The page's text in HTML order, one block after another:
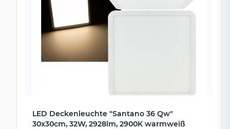
LED Deckenleuchte "Santano 36 Qw"
30x30cm, 32W, 2928lm, 2900K warmweiß